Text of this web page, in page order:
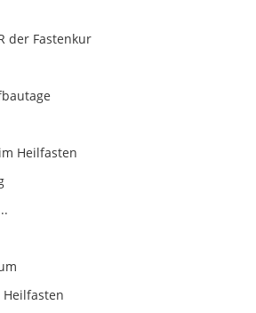
der Fastenkur
Heilfasten
Heilfasten